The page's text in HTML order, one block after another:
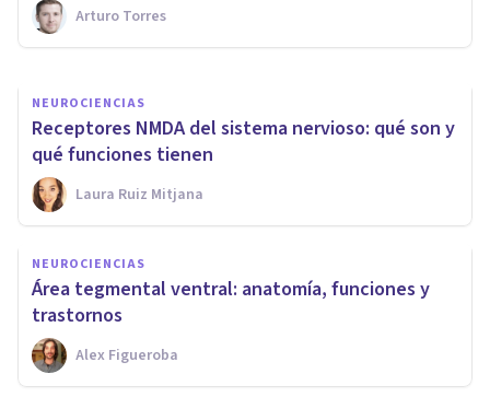
Arturo Torres
Oscar Castillero Mimenza
NEUROCIENCIAS
Receptores NMDA del sistema nervioso: qué son y
qué funciones tienen
Laura Ruiz Mitjana
NEUROCIENCIAS
Área tegmental ventral: anatomía, funciones y
trastornos
Alex Figueroba